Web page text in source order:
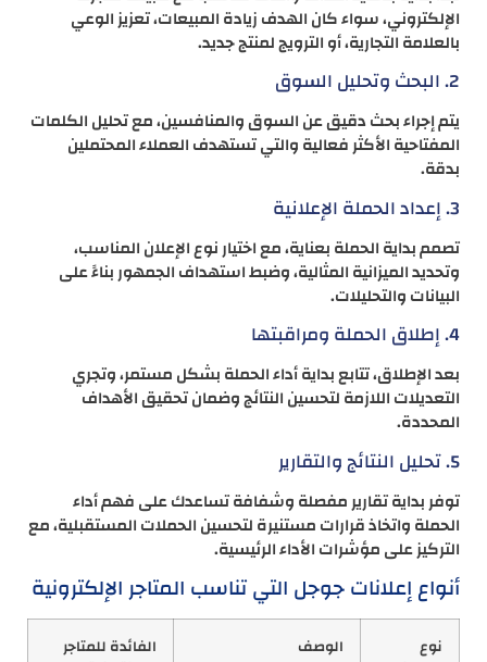
الإلكتروني، سواء كان الهدف زيادة المبيعات، تعزيز الوعي
بالعلامة التجارية، أو الترويج لمنتج جديد.
2. البحث وتحليل السوق
يتم إجراء بحث دقيق عن السوق والمنافسين، مع تحليل الكلمات
المفتاحية الأكثر فعالية والتي تستهدف العملاء المحتملين
بدقة.
3. إعداد الحملة الإعلانية
تصمم بداية الحملة بعناية، مع اختيار نوع الإعلان المناسب،
وتحديد الميزانية المثالية، وضبط استهداف الجمهور بناءً على
البيانات والتحليلات.
4. إطلاق الحملة ومراقبتها
بعد الإطلاق، تتابع بداية أداء الحملة بشكل مستمر، وتجري
التعديلات اللازمة لتحسين النتائج وضمان تحقيق الأهداف
المحددة.
5. تحليل النتائج والتقارير
توفر بداية تقارير مفصلة وشفافة تساعدك على فهم أداء
الحملة واتخاذ قرارات مستنيرة لتحسين الحملات المستقبلية، مع
التركيز على مؤشرات الأداء الرئيسية.
أنواع إعلانات جوجل التي تناسب المتاجر الإلكترونية
نوع
الوصف
الفائدة للمتاجر